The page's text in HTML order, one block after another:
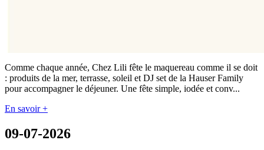
Comme chaque année, Chez Lili fête le maquereau comme il se doit
: produits de la mer, terrasse, soleil et DJ set de la Hauser Family
pour accompagner le déjeuner. Une fête simple, iodée et conv...
En savoir +
09-07-2026